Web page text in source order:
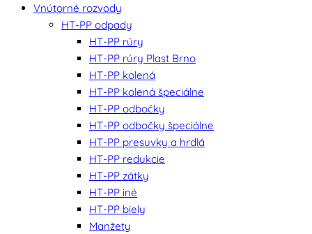
Vnútorné rozvody
HT-PP odpady
HT-PP rúry
HT-PP rúry Plast Brno
HT-PP kolená
HT-PP kolená špeciálne
HT-PP odbočky
HT-PP odbočky špeciálne
HT-PP presuvky a hrdlá
HT-PP redukcie
HT-PP zátky
HT-PP iné
HT-PP biely
Manžety